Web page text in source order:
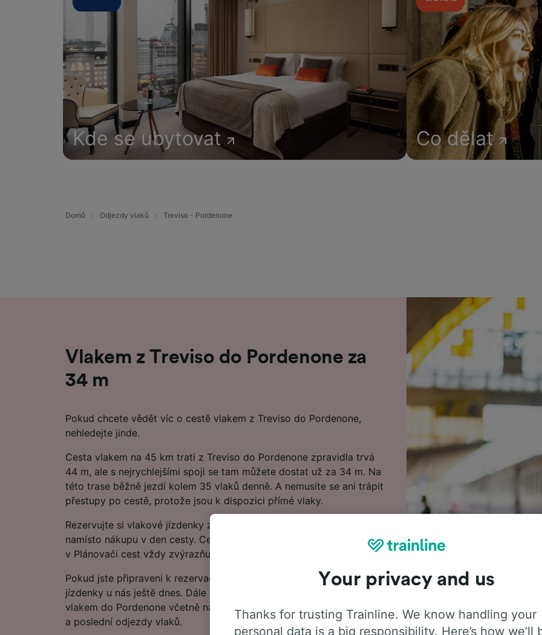
Kde se ubytovat Co dělat
Domů Odjezdy vlaků Treviso - Pordenone
Vlakem z Treviso do Pordenone za
34 m
Pokud chcete vědět víc o cestě vlakem z Treviso do Pordenone,
nehledejte jinde.
Cesta vlakem na 45 km trati z Treviso do Pordenone zpravidla trvá
44 m, ale s nejrychlejšími spoji se tam můžete dostat už za 34 m. Na
této trase běžně jezdí kolem 35 vlaků denně. A nemusíte se ani trápit
přestupy po cestě, protože jsou k dispozici přímé vlaky.
Rezervujte si vlakové jízdenky z Treviso do Pordenone s předstihem
namísto nákupu v den cesty. Cena může začínat na 6.65 €. Při hledání
v Plánovači cest vždy zvýrazňujeme nejnižší ceny.
Pokud jste připraveni k rezervaci, začněte hledat nejlevnější vlakové
jízdenky u nás ještě dnes. Dále najdete další informace o cestě
vlakem do Pordenone včetně našeho jízdního řádu, kde uvidíte první
a poslední odjezdy vlaků.
Your privacy and us
Thanks for trusting Trainline. We know handling your
personal data is a big responsibility. Here’s how we’ll